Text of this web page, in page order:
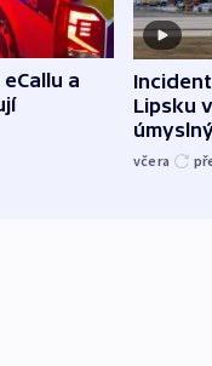
a
Lipsku
exploze
včera